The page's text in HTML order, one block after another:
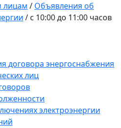
лицам / Объявления об
/ с 10:00 до 11:00 часов
договора энергоснабжения
лиц
электроэнергии